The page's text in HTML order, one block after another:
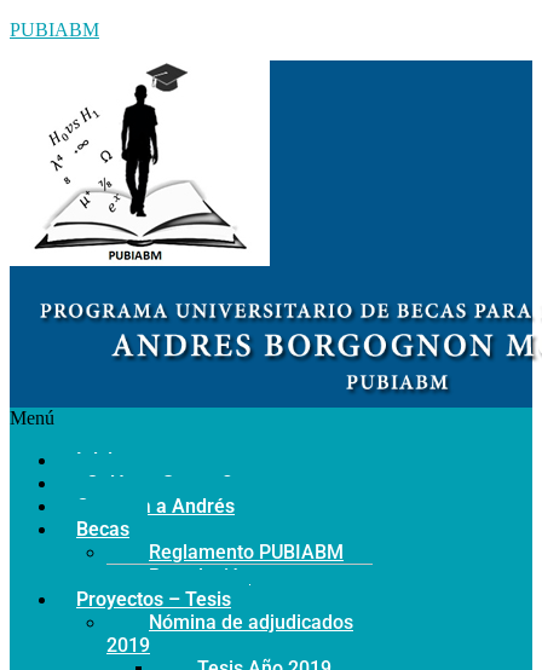
PUBIABM
Menú
Inicio
¿Quiénes Somos?
Conozca a Andrés
Becas
Reglamento PUBIABM
Postulación
Proyectos – Tesis
Nómina de adjudicados
2019